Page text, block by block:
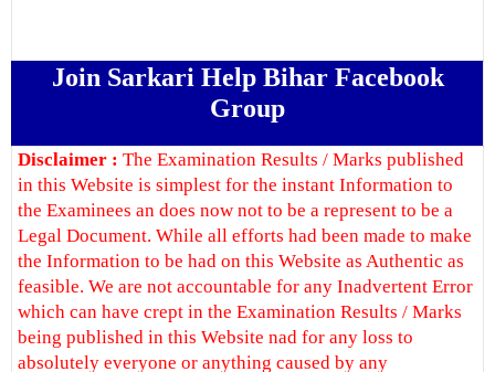
Join Sarkari Help Bihar Facebook
Group
Disclaimer : The Examination Results / Marks published
in this Website is simplest for the instant Information to
the Examinees an does now not to be a represent to be a
Legal Document. While all efforts had been made to make
the Information to be had on this Website as Authentic as
feasible. We are not accountable for any Inadvertent Error
which can have crept in the Examination Results / Marks
being published in this Website nad for any loss to
absolutely everyone or anything caused by any